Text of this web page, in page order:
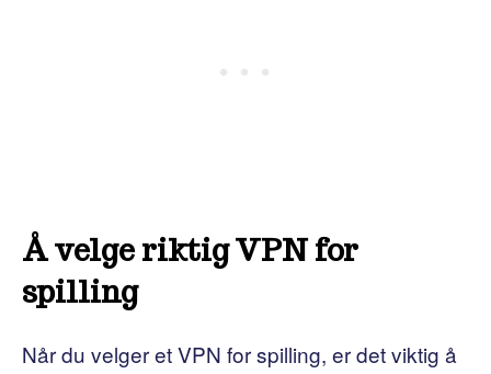
Å velge riktig VPN for
spilling
Når du velger et VPN for spilling, er det viktig å